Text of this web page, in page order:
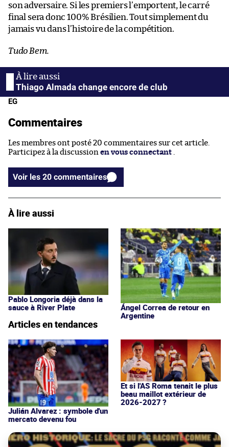
son adversaire. Si les premiers l’emportent, le carré
final sera donc 100% Brésilien. Tout simplement du
jamais vu dans l’histoire de la compétition.
Tudo Bem.
Thiago Almada change encore de club
EG
Commentaires
Les membres ont posté 20 commentaires sur cet article.
Participez à la discussion en vous connectant
Voir les 20 commentaires
À lire aussi
Pablo Longoria déjà dans la
sauce à River Plate
Ángel Correa de retour en
Argentine
Articles en tendances
Julián Alvarez : symbole d'un
mercato devenu fou
Et si l'AS Roma tenait le plus
beau maillot extérieur de
2026-2027 ?